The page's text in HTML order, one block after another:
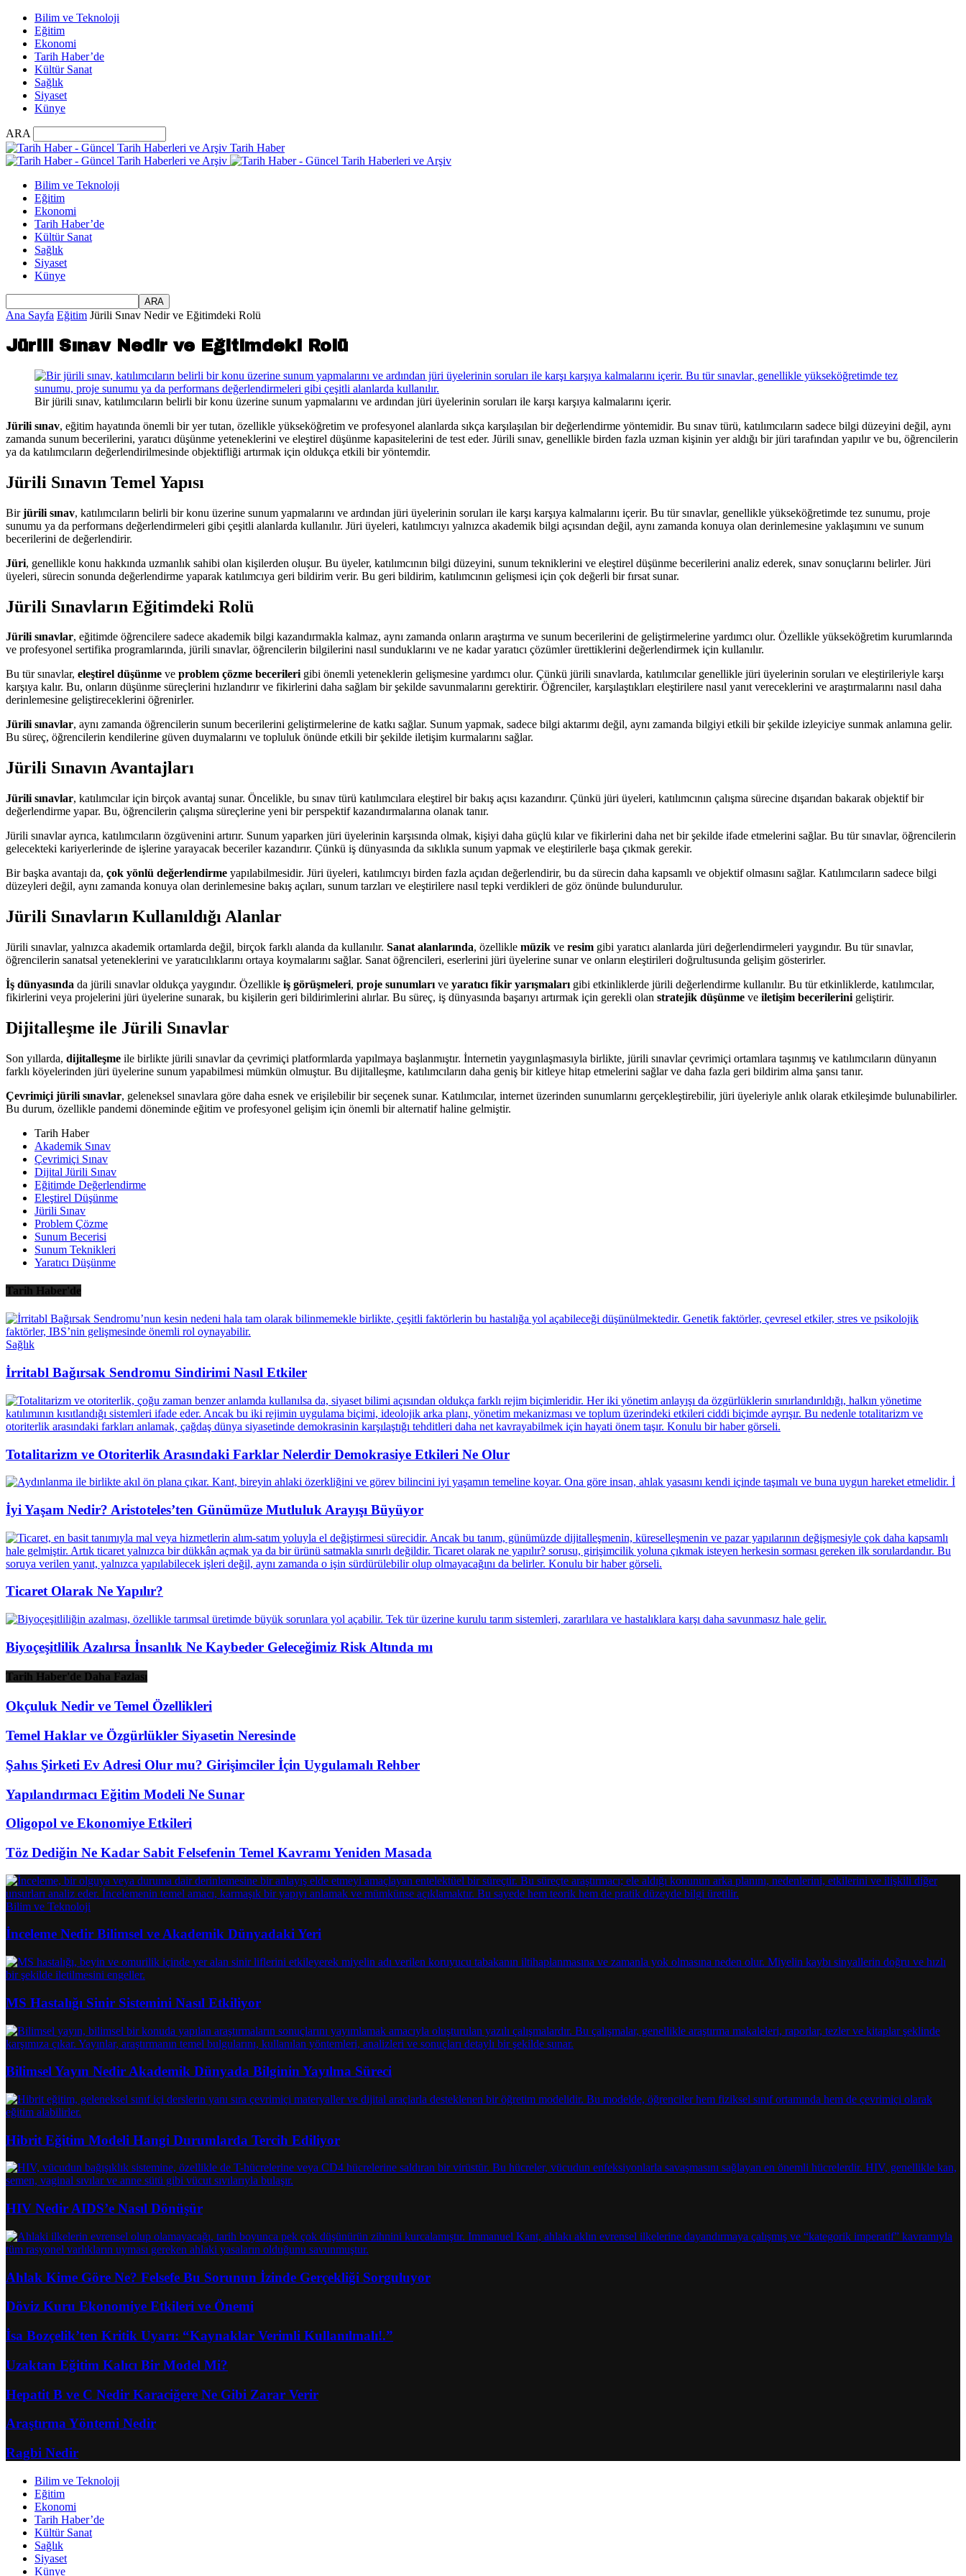
Bilim ve Teknoloji
Eğitim
Ekonomi
Tarih Haber’de
Kültür Sanat
Sağlık
Siyaset
Künye
ARA
Tarih Haber
Bilim ve Teknoloji
Eğitim
Ekonomi
Tarih Haber’de
Kültür Sanat
Sağlık
Siyaset
Künye
Ana Sayfa Eğitim Jürili Sınav Nedir ve Eğitimdeki Rolü
Jürili Sınav Nedir ve Eğitimdeki Rolü
Bir jürili sınav, katılımcıların belirli bir konu üzerine sunum yapmalarını ve ardından jüri üyelerinin soruları ile karşı karşıya kalmalarını içerir.
Jürili sınav, eğitim hayatında önemli bir yer tutan, özellikle yükseköğretim ve profesyonel alanlarda sıkça karşılaşılan bir değerlendirme yöntemidir. Bu sınav türü, katılımcıların sadece bilgi düzeyini değil, aynı
zamanda sunum becerilerini, yaratıcı düşünme yeteneklerini ve eleştirel düşünme kapasitelerini de test eder. Jürili sınav, genellikle birden fazla uzman kişinin yer aldığı bir jüri tarafından yapılır ve bu, öğrencilerin
ya da katılımcıların değerlendirilmesinde objektifliği artırmak için oldukça etkili bir yöntemdir.
Jürili Sınavın Temel Yapısı
Birjürili sınav, katılımcıların belirli bir konu üzerine sunum yapmalarını ve ardından jüri üyelerinin soruları ile karşı karşıya kalmalarını içerir. Bu tür sınavlar, genellikle yükseköğretimde tez sunumu, proje
sunumu ya da performans değerlendirmeleri gibi çeşitli alanlarda kullanılır. Jüri üyeleri, katılımcıyı yalnızca akademik bilgi açısından değil, aynı zamanda konuya olan derinlemesine yaklaşımını ve sunum
becerilerini de değerlendirir.
Jüri, genellikle konu hakkında uzmanlık sahibi olan kişilerden oluşur. Bu üyeler, katılımcının bilgi düzeyini, sunum tekniklerini ve eleştirel düşünme becerilerini analiz ederek, sınav sonuçlarını belirler. Jüri
üyeleri, sürecin sonunda değerlendirme yaparak katılımcıya geri bildirim verir. Bu geri bildirim, katılımcının gelişmesi için çok değerli bir fırsat sunar.
Jürili Sınavların Eğitimdeki Rolü
Jürili sınavlar, eğitimde öğrencilere sadece akademik bilgi kazandırmakla kalmaz, aynı zamanda onların araştırma ve sunum becerilerini de geliştirmelerine yardımcı olur. Özellikle yükseköğretim kurumlarında
ve profesyonel sertifika programlarında, jürili sınavlar, öğrencilerin bilgilerini nasıl sunduklarını ve ne kadar yaratıcı çözümler ürettiklerini değerlendirmek için kullanılır.
Bu tür sınavlar, eleştirel düşünme ve problem çözme becerilerigibi önemli yeteneklerin gelişmesine yardımcı olur. Çünkü jürili sınavlarda, katılımcılar genellikle jüri üyelerinin soruları ve eleştirileriyle karşı
karşıya kalır. Bu, onların düşünme süreçlerini hızlandırır ve fikirlerini daha sağlam bir şekilde savunmalarını gerektirir. Öğrenciler, karşılaştıkları eleştirilere nasıl yanıt vereceklerini ve araştırmalarını nasıl daha
derinlemesine geliştireceklerini öğrenirler.
Jürili sınavlar, aynı zamanda öğrencilerin sunum becerilerini geliştirmelerine de katkı sağlar. Sunum yapmak, sadece bilgi aktarımı değil, aynı zamanda bilgiyi etkili bir şekilde izleyiciye sunmak anlamına gelir.
Bu süreç, öğrencilerin kendilerine güven duymalarını ve topluluk önünde etkili bir şekilde iletişim kurmalarını sağlar.
Jürili Sınavın Avantajları
Jürili sınavlar, katılımcılar için birçok avantaj sunar. Öncelikle, bu sınav türü katılımcılara eleştirel bir bakış açısı kazandırır. Çünkü jüri üyeleri, katılımcının çalışma sürecine dışarıdan bakarak objektif bir
değerlendirme yapar. Bu, öğrencilerin çalışma süreçlerine yeni bir perspektif kazandırmalarına olanak tanır.
Jürili sınavlar ayrıca, katılımcıların özgüvenini artırır. Sunum yaparken jüri üyelerinin karşısında olmak, kişiyi daha güçlü kılar ve fikirlerini daha net bir şekilde ifade etmelerini sağlar. Bu tür sınavlar, öğrencilerin
gelecekteki kariyerlerinde de işlerine yarayacak beceriler kazandırır. Çünkü iş dünyasında da sıklıkla sunum yapmak ve eleştirilerle başa çıkmak gerekir.
Bir başka avantajı da, çok yönlü değerlendirme yapılabilmesidir. Jüri üyeleri, katılımcıyı birden fazla açıdan değerlendirir, bu da sürecin daha kapsamlı ve objektif olmasını sağlar. Katılımcıların sadece bilgi
düzeyleri değil, aynı zamanda konuya olan derinlemesine bakış açıları, sunum tarzları ve eleştirilere nasıl tepki verdikleri de göz önünde bulundurulur.
Jürili Sınavların Kullanıldığı Alanlar
Jürili sınavlar, yalnızca akademik ortamlarda değil, birçok farklı alanda da kullanılır. Sanat alanlarında, özellikle müzik ve resim gibi yaratıcı alanlarda jüri değerlendirmeleri yaygındır. Bu tür sınavlar,
öğrencilerin sanatsal yeteneklerini ve yaratıcılıklarını ortaya koymalarını sağlar. Sanat öğrencileri, eserlerini jüri üyelerine sunar ve onların eleştirileri doğrultusunda gelişim gösterirler.
İş dünyasında da jürili sınavlar oldukça yaygındır. Özellikle iş görüşmeleri, proje sunumları ve yaratıcı fikir yarışmaları gibi etkinliklerde jürili değerlendirme kullanılır. Bu tür etkinliklerde, katılımcılar,
fikirlerini veya projelerini jüri üyelerine sunarak, bu kişilerin geri bildirimlerini alırlar. Bu süreç, iş dünyasında başarıyı artırmak için gerekli olan stratejik düşünme ve iletişim becerilerini geliştirir.
Dijitalleşme ile Jürili Sınavlar
Son yıllarda, dijitalleşme ile birlikte jürili sınavlar da çevrimiçi platformlarda yapılmaya başlanmıştır. İnternetin yaygınlaşmasıyla birlikte, jürili sınavlar çevrimiçi ortamlara taşınmış ve katılımcıların dünyanın
farklı köyelerinden jüri üyelerine sunum yapabilmesi mümkün olmuştur. Bu dijitalleşme, katılımcıların daha geniş bir kitleye hitap etmelerini sağlar ve daha fazla geri bildirim alma şansı tanır.
Çevrimiçi jürili sınavlar, geleneksel sınavlara göre daha esnek ve erişilebilir bir seçenek sunar. Katılımcılar, internet üzerinden sunumlarını gerçekleştirebilir, jüri üyeleriyle anlık olarak etkileşimde bulunabilirler.
Bu durum, özellikle pandemi döneminde eğitim ve profesyonel gelişim için önemli bir alternatif haline gelmiştir.
Tarih Haber
Akademik Sınav
Çevrimiçi Sınav
Dijital Jürili Sınav
Eğitimde Değerlendirme
Eleştirel Düşünme
Jürili Sınav
Problem Çözme
Sunum Becerisi
Sunum Teknikleri
Yaratıcı Düşünme
Tarih Haber'de
Sağlık
İrritabl Bağırsak Sendromu Sindirimi Nasıl Etkiler
Totalitarizm ve Otoriterlik Arasındaki Farklar Nelerdir Demokrasiye Etkileri Ne Olur
İyi Yaşam Nedir? Aristoteles’ten Günümüze Mutluluk Arayışı Büyüyor
Ticaret Olarak Ne Yapılır?
Biyoçeşitlilik Azalırsa İnsanlık Ne Kaybeder Geleceğimiz Risk Altında mı
Tarih Haber'de Daha Fazlası
Okçuluk Nedir ve Temel Özellikleri
Temel Haklar ve Özgürlükler Siyasetin Neresinde
Şahıs Şirketi Ev Adresi Olur mu? Girişimciler İçin Uygulamalı Rehber
Yapılandırmacı Eğitim Modeli Ne Sunar
Oligopol ve Ekonomiye Etkileri
Töz Dediğin Ne Kadar Sabit Felsefenin Temel Kavramı Yeniden Masada
Bilim ve Teknoloji
İnceleme Nedir Bilimsel ve Akademik Dünyadaki Yeri
MS Hastalığı Sinir Sistemini Nasıl Etkiliyor
Bilimsel Yayın Nedir Akademik Dünyada Bilginin Yayılma Süreci
Hibrit Eğitim Modeli Hangi Durumlarda Tercih Ediliyor
HIV Nedir AIDS’e Nasıl Dönüşür
Ahlak Kime Göre Ne? Felsefe Bu Sorunun İzinde Gerçekliği Sorguluyor
Döviz Kuru Ekonomiye Etkileri ve Önemi
İsa Bozçelik’ten Kritik Uyarı: “Kaynaklar Verimli Kullanılmalı!.”
Uzaktan Eğitim Kalıcı Bir Model Mi?
Hepatit B ve C Nedir Karaciğere Ne Gibi Zarar Verir
Araştırma Yöntemi Nedir
Ragbi Nedir
Bilim ve Teknoloji
Eğitim
Ekonomi
Tarih Haber’de
Kültür Sanat
Sağlık
Siyaset
Künye